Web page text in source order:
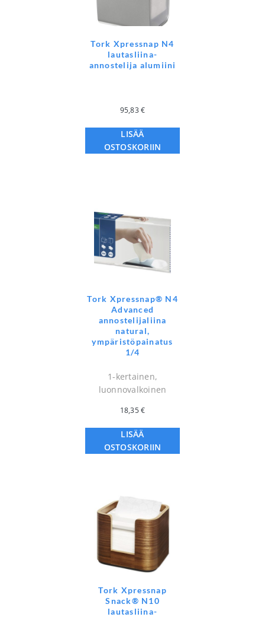
Tork Xpressnap N4
lautasliina-
annostelija alumiini
95,83€
LISÄÄ
OSTOSKORIIN
Tork Xpressnap® N4
Advanced
annostelijaliina
natural,
ympäristöpainatus
1/4
1-kertainen,
luonnovalkoinen
18,35€
LISÄÄ
OSTOSKORIIN
Tork Xpressnap
Snack® N10
lautasliina-